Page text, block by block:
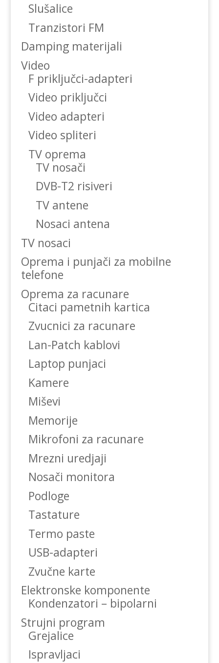
Slušalice
Tranzistori FM
Damping materijali
Video
F priključci-adapteri
Video priključci
Video adapteri
Video spliteri
TV oprema
TV nosači
DVB-T2 risiveri
TV antene
Nosaci antena
TV nosaci
Oprema i punjači za mobilne
telefone
Oprema za racunare
Citaci pametnih kartica
Zvucnici za racunare
Lan-Patch kablovi
Laptop punjaci
Kamere
Miševi
Memorije
Mikrofoni za racunare
Mrezni uredjaji
Nosači monitora
Podloge
Tastature
Termo paste
USB-adapteri
Zvučne karte
Elektronske komponente
Kondenzatori – bipolarni
Strujni program
Grejalice
Ispravljaci